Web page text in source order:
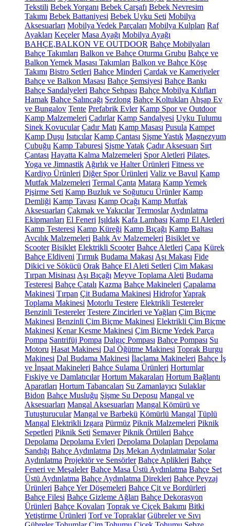
Tekstili Bebek Yorganı Bebek Çarşafı Bebek Nevresim
Takımı Bebek Battaniyesi Bebek Uyku Seti Mobilya
Aksesuarları Mobilya Yedek Parçaları Mobilya Kulpları Raf
Ayakları Keçeler Masa Ayağı Mobilya Ayağı
BAHÇE,BALKON VE OUTDOOR Bahçe Mobilyaları
Bahçe Takımları Balkon ve Bahçe Oturma Grubu Bahçe ve
Balkon Yemek Masası Takımları Balkon ve Bahçe Köşe
Takımı Bistro Setleri Bahçe Minderi Çardak ve Kameriyeler
Bahçe ve Balkon Masası Bahçe Şemsiyesi Bahçe Bankı
Bahçe Sandalyeleri Bahçe Sehpası Bahçe Mobilya Kılıfları
Hamak Bahçe Salıncağı Şezlong Bahçe Koltukları Ahşap Ev
ve Bungalov Tente Prefabrik Evler Kamp Spor ve Outdoor
Kamp Malzemeleri Çadırlar Kamp Sandalyesi Uyku Tulumu
Sinek Kovucular Çadır Matı Kamp Masası Pusula Kampet
Kamp Duşu Isıtıcılar Kamp Çantası Şişme Yastık Magnezyum
Çubuğu Kamp Taburesi Şişme Yatak Çadır Aksesuarı Sırt
Çantası Hayatta Kalma Malzemeleri Spor Aletleri Pilates,
Yoga ve Jimnastik Ağırlık ve Halter Ürünleri Fitness ve
Kardiyo Ürünleri Diğer Spor Ürünleri Valiz ve Bavul Kamp
Mutfak Malzemeleri Termal Çanta Matara Kamp Yemek
Pişirme Seti Kamp Buzluk ve Soğutucu Ürünler Kamp
Demliği Kamp Tavası Kamp Ocağı Kamp Mutfak
Aksesuarları Çakmak ve Yakıcılar Termoslar Aydınlatma
Ekipmanları El Feneri Işıldak Kafa Lambası Kamp El Aletleri
Kamp Testeresi Kamp Küreği Kamp Bıçağı Kamp Baltası
Avcılık Malzemeleri Balık Av Malzemeleri Bisiklet ve
Scooter Bisiklet Elektrikli Scooter Bahçe Aletleri Çapa Kürek
Bahçe Eldiveni Tırmık Budama Makası Aşı Makası Fide
Dikici ve Sökücü Orak Bahçe El Aleti Setleri Çim Makası
Tırpan Misinası Aşı Bıçağı Meyve Toplama Aleti Budama
Testeresi Bahçe Çatalı Kazma Bahçe Makineleri Çapalama
Makinesi Tırpan Çit Budama Makinesi HidroforYaprak
Toplama Makinesi Motorlu Testere Elektrikli Testereler
Benzinli Testereler Testere Zincirleri ve Yağları Çim Biçme
Makinesi Benzinli Çim Biçme Makinesi Elektrikli Çim Biçme
Makinesi Kenar Kesme Makinesi Çim Biçme Yedek Parça
Pompa Santrifüj Pompa Dalgıç Pompası Bahçe Pompası Su
Motoru Hasat Makinesi Dal Öğütme Makinesi Toprak Burgu
Makinesi Dal Budama Makinesi İlaçlama Makineleri Bahçe İş
ve İnşaat Makineleri Bahçe Sulama Ürünleri Hortumlar
Fıskiye ve Damlatıcılar Hortum Makaraları Hortum Bağlantı
Aparatları Hortum Tabancaları Su Zamanlayıcı Sulaklar
Bidon Bahçe Musluğu Şişme Su Deposu Mangal ve
Aksesuarları Mangal Aksesuarları Mangal Kömürü ve
Tutuşturucular Mangal ve Barbekü Kömürlü Mangal Tüplü
Mangal Elektrikli Izgara Pürmüz Piknik Malzemeleri Piknik
Sepetleri Piknik Seti Semaver Piknik Örtüleri Bahçe
Depolama Depolama Evleri Depolama Dolapları Depolama
Sandığı Bahçe Aydınlatma Dış Mekan Aydınlatmalar Solar
Aydınlatma Projektör ve Sensörler Bahçe Aplikleri Bahçe
Feneri ve Meşaleler Bahçe Masa Üstü Aydınlatma Bahçe Set
Üstü Aydınlatma Bahçe Aydınlatma Direkleri Bahçe Peyzaj
Ürünleri Bahçe Yer Döşemeleri Bahçe Çit ve Bordürleri
Bahçe Filesi Bahçe Gizleme Ağları Bahçe Dekorasyon
Ürünleri Bahçe Kovaları Toprak ve Çiçek Bakımı Bitki
Yetiştirme Ürünleri Torf ve Topraklar Gübreler ve Sıvı